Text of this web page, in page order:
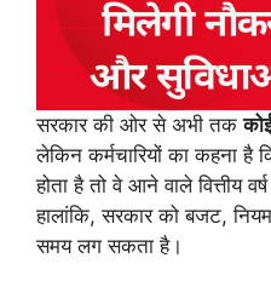
सरकार की ओर से अभी तक
लेकिन कर्मचारियों का कहना है
होता है तो वे आने वाले वित्तीय
हालांकि, सरकार को बजट,
समय लग सकता है।